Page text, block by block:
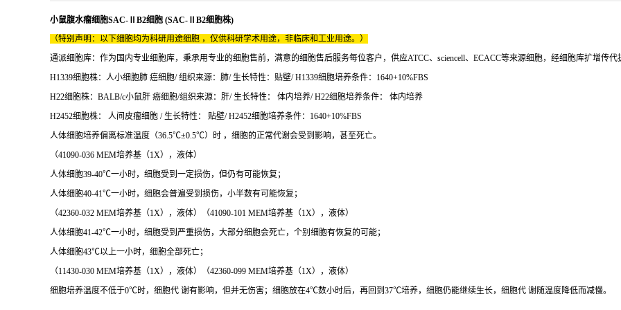
小鼠腹水瘤细胞SAC-ⅡB2细胞 (SAC-ⅡB2细胞株)
（特别声明：以下细胞均为科研用途细胞 ，仅供科研学术用途，非临床和工业用途。）
通派细胞库：作为国内专业细胞库，秉承用专业的细胞售前，满意的细胞售后服务每位客户，供应ATCC、sciencell、ECACC等来源细胞，经细胞库扩增传代
H1339细胞株：人小细胞肺 癌细胞/ 组织来源：肺/ 生长特性：贴壁/ H1339细胞培养条件：1640+10%FBS
H22细胞株：BALB/c小鼠肝 癌细胞/组织来源：肝/ 生长特性： 体内培养/ H22细胞培养条件： 体内培养
H2452细胞株： 人间皮瘤细胞 / 生长特性： 贴壁/ H2452细胞培养条件：1640+10%FBS
人体细胞培养偏离标准温度（36.5℃±0.5℃）时 ，细胞的正常代谢会受到影响，甚至死亡。
（41090-036 MEM培养基（1X），液体）
人体细胞39-40℃一小时，细胞受到一定损伤，但仍有可能恢复；
人体细胞40-41℃一小时，细胞会普遍受到损伤，小半数有可能恢复；
（42360-032 MEM培养基（1X），液体）（41090-101 MEM培养基（1X），液体）
人体细胞41-42℃一小时，细胞受到严重损伤，大部分细胞会死亡，个别细胞有恢复的可能；
人体细胞43℃以上一小时，细胞全部死亡；
（11430-030 MEM培养基（1X），液体）（42360-099 MEM培养基（1X），液体）
细胞培养温度不低于0℃时，细胞代 谢有影响，但并无伤害；细胞放在4℃数小时后，再回到37℃培养，细胞仍能继续生长，细胞代 谢随温度降低而减慢。